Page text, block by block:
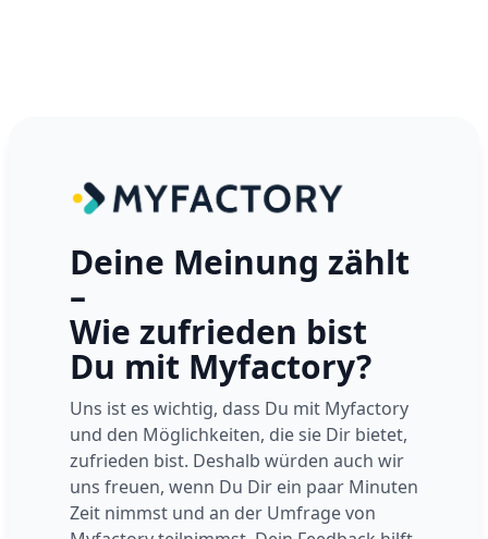
Deine Meinung zählt
–
Wie zufrieden bist
Du mit Myfactory?
Uns ist es wichtig, dass Du mit Myfactory
und den Möglichkeiten, die sie Dir bietet,
zufrieden bist. Deshalb würden auch wir
uns freuen, wenn Du Dir ein paar Minuten
Zeit nimmst und an der Umfrage von